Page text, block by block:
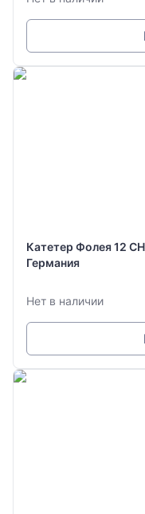
Катетер Фолея 12
Германия
Нет в наличии